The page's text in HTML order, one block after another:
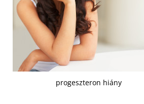
progeszteron hiány